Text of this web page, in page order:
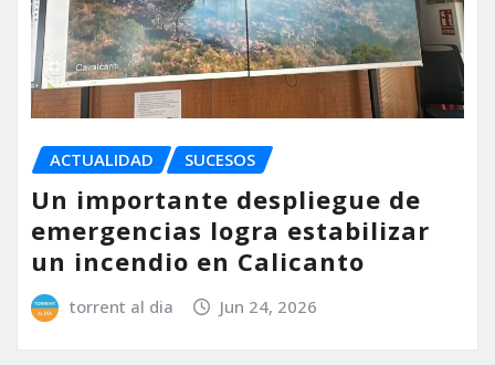
ACTUALIDAD SUCESOS
Un importante despliegue de
emergencias logra estabilizar
un incendio en Calicanto
torrent al dia Jun 24, 2026